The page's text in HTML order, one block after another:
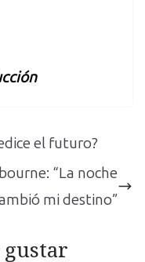
el futuro?
“La noche
mi destino”
gustar